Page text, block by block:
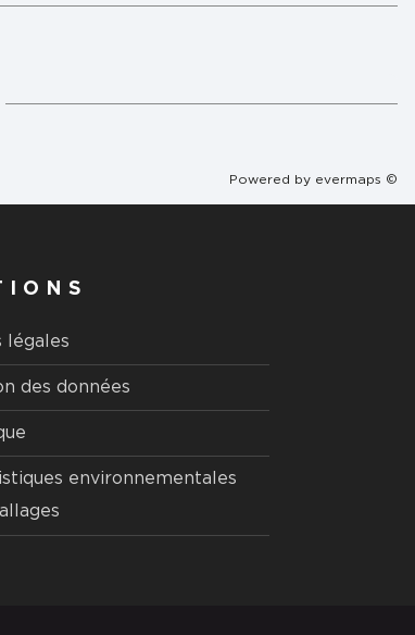
Powered by evermaps ©
légales
des données
environnementales